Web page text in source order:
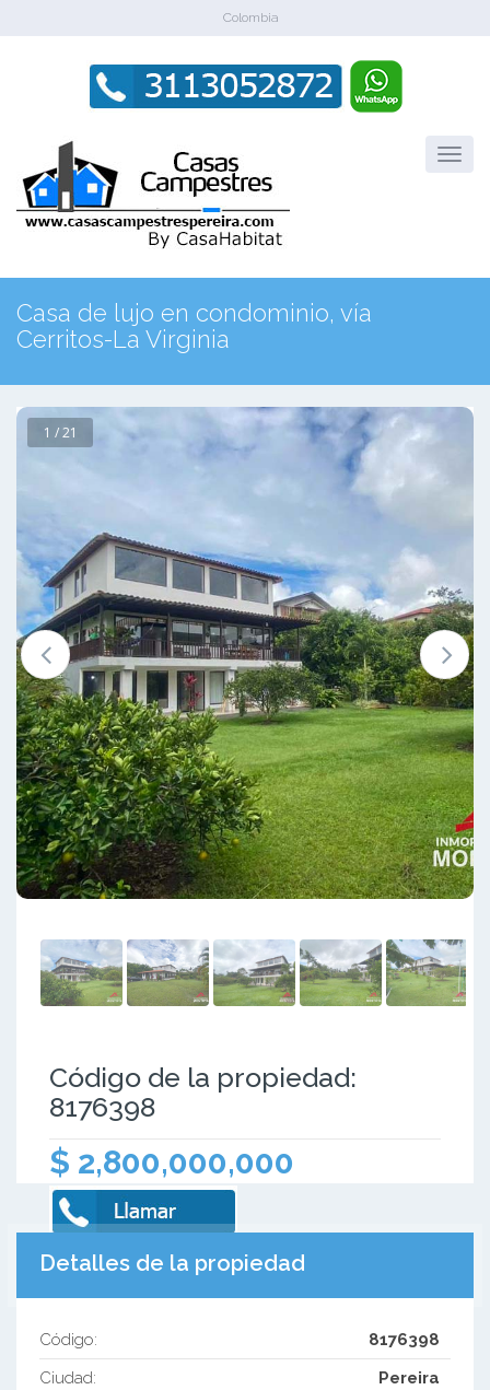
Colombia
Casa de lujo en condominio, vía
Cerritos-La Virginia
1 / 21
Código de la propiedad:
8176398
$ 2,800,000,000
Detalles de la propiedad
Código:
8176398
Ciudad:
Pereira